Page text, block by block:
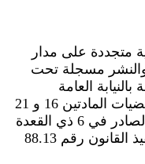
متجددة على مدار
والنشر مسجلة تحت
العامة
طبقا لمقتضيات المادتين 16 و 21
من الظهير الشريف رقم 122.16.1 الصادر في 6 ذي القعدة
1437 الموافق ل 10 غشت 2016 بتنفيذ القانون رقم 88.13